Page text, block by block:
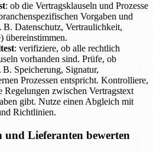
: ob die Vertragsklauseln und Prozesse
Vorgaben und
Datenschutz, Vertraulichkeit,
übereinstimmen.
: verifiziere, ob alle rechtlich
vorhanden sind. Prüfe, ob
Speicherung, Signatur,
Prozessen entspricht. Kontrolliere,
Regelungen zwischen Vertragstext
gibt. Nutze einen Abgleich mit
Richtlinien.
Lieferanten bewerten